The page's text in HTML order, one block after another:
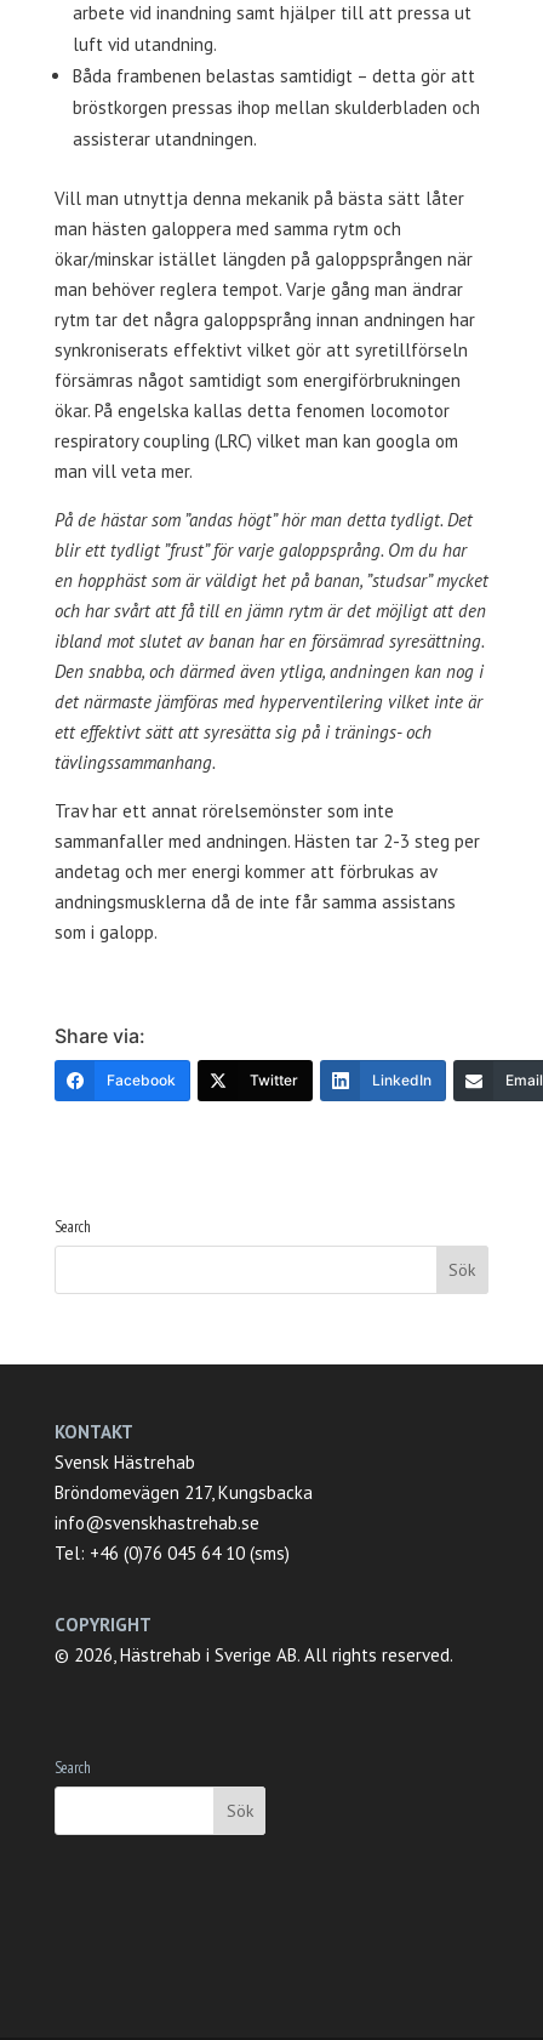
arbete vid inandning samt hjälper till att pressa ut
luft vid utandning.
Båda frambenen belastas samtidigt – detta gör att
bröstkorgen pressas ihop mellan skulderbladen och
assisterar utandningen.
Vill man utnyttja denna mekanik på bästa sätt låter
man hästen galoppera med samma rytm och
ökar/minskar istället längden på galoppsprången när
man behöver reglera tempot. Varje gång man ändrar
rytm tar det några galoppsprång innan andningen har
synkroniserats effektivt vilket gör att syretillförseln
försämras något samtidigt som energiförbrukningen
ökar. På engelska kallas detta fenomen locomotor
respiratory coupling (LRC) vilket man kan googla om
man vill veta mer.
På de hästar som ”andas högt” hör man detta tydligt. Det
blir ett tydligt ”frust” för varje galoppsprång. Om du har
en hopphäst som är väldigt het på banan, ”studsar” mycket
och har svårt att få till en jämn rytm är det möjligt att den
ibland mot slutet av banan har en försämrad syresättning.
Den snabba, och därmed även ytliga, andningen kan nog i
det närmaste jämföras med hyperventilering vilket inte är
ett effektivt sätt att syresätta sig på i tränings- och
tävlingssammanhang.
Trav har ett annat rörelsemönster som inte
sammanfaller med andningen. Hästen tar 2-3 steg per
andetag och mer energi kommer att förbrukas av
andningsmusklerna då de inte får samma assistans
som i galopp.
Share via:
Facebook Twitter LinkedIn Email
Search
KONTAKT
Svensk Hästrehab
Bröndomevägen 217, Kungsbacka
info@svenskhastrehab.se
Tel: +46 (0)76 045 64 10 (sms)
COPYRIGHT
© 2026, Hästrehab i Sverige AB. All rights reserved.
Search